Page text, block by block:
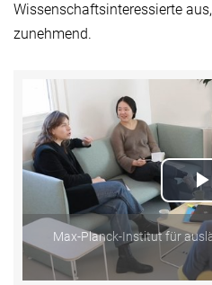
Wissenschaftsinteressierte
zunehmend.
Max-Planck-Institut für